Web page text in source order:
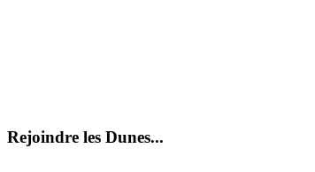
Rejoindre les Dunes...